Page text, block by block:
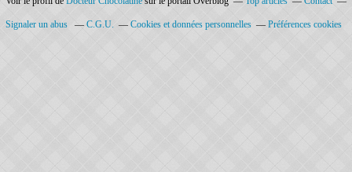
Signaler un abus C.G.U. Cookies et données personnelles Préférences cookies